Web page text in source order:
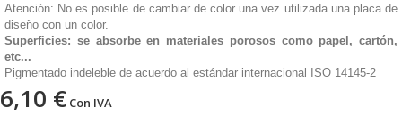
Atención: No es posible de cambiar de color una vez utilizada una placa de
diseño con un color.
Superficies: se absorbe en materiales porosos como papel, cartón,
etc...
Pigmentado indeleble de acuerdo al estándar internacional ISO 14145-2
6,10 € Con IVA